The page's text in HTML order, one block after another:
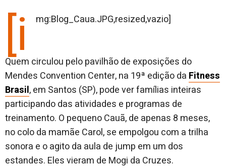
[i mg:Blog_Caua.JPG,resized,vazio]
Quem circulou pelo pavilhão de exposições do
Mendes Convention Center, na 19ª edição da Fitness
Brasil, em Santos (SP), pode ver famílias inteiras
participando das atividades e programas de
treinamento. O pequeno Cauã, de apenas 8 meses,
no colo da mamãe Carol, se empolgou com a trilha
sonora e o agito da aula de jump em um dos
estandes. Eles vieram de Mogi da Cruzes.